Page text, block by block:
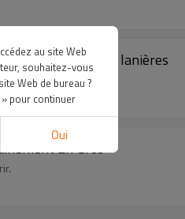
couture Y dos à lanières
les achats en gros
En Gros
au site Web
souhaitez-vous
Web de bureau ?
pour continuer
Oui